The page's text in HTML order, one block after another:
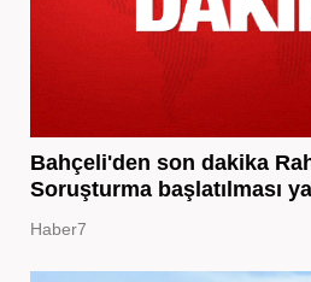
Bahçeli'den son dakika
Soruşturma başlatılması
Haber7